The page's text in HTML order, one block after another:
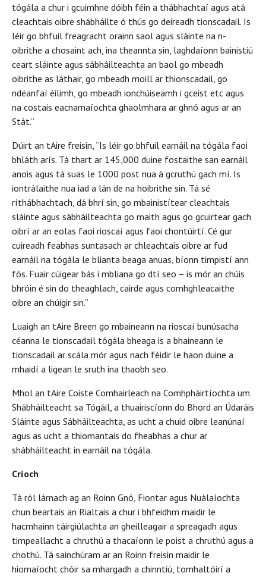
tógála a chur i gcuimhne dóibh féin a thábhachtaí agus atá
cleachtais oibre shábháilte ó thús go deireadh tionscadail. Is
léir go bhfuil freagracht orainn saol agus sláinte na n-
oibrithe a chosaint ach, ina theannta sin, laghdaíonn bainistiú
ceart sláinte agus sábháilteachta an baol go mbeadh
oibrithe as láthair, go mbeadh moill ar thionscadail, go
ndéanfaí éilimh, go mbeadh ionchúiseamh i gceist etc agus
na costais eacnamaíochta ghaolmhara ar ghnó agus ar an
Stát.”
Dúirt an tAire freisin, “Is léir go bhfuil earnáil na tógála faoi
bhláth arís. Tá thart ar 145,000 duine fostaithe san earnáil
anois agus tá suas le 1000 post nua á gcruthú gach mí. Is
iontrálaithe nua iad a lán de na hoibrithe sin. Tá sé
ríthábhachtach, dá bhrí sin, go mbainistítear cleachtais
sláinte agus sábháilteachta go maith agus go gcuirtear gach
oibrí ar an eolas faoi rioscaí agus faoi chontúirtí. Cé gur
cuireadh feabhas suntasach ar chleachtais oibre ar fud
earnáil na tógála le blianta beaga anuas, bíonn timpistí ann
fós. Fuair cúigear bás i mbliana go dtí seo – is mór an chúis
bhróin é sin do theaghlach, cairde agus comhghleacaithe
oibre an chúigir sin.”
Luaigh an tAire Breen go mbaineann na rioscaí bunúsacha
céanna le tionscadail tógála bheaga is a bhaineann le
tionscadail ar scála mór agus nach féidir le haon duine a
mhaidí a ligean le sruth ina thaobh seo.
Mhol an tAire Coiste Comhairleach na Comhpháirtíochta um
Shábháilteacht sa Tógáil, a thuairiscíonn do Bhord an Údaráis
Sláinte agus Sábháilteachta, as ucht a chuid oibre leanúnaí
agus as ucht a thiomantais do fheabhas a chur ar
shábháilteacht in earnáil na tógála.
Críoch
Tá ról lárnach ag an Roinn Gnó, Fiontar agus Nuálaíochta
chun beartais an Rialtais a chur i bhfeidhm maidir le
hacmhainn táirgiúlachta an gheilleagair a spreagadh agus
timpeallacht a chruthú a thacaíonn le poist a chruthú agus a
chothú. Tá sainchúram ar an Roinn freisin maidir le
hiomaíocht chóir sa mhargadh a chinntiú, tomhaltóirí a